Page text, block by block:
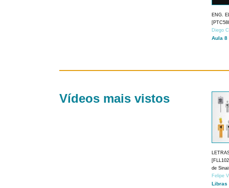
ENG.
Diego
Aula 8
Vídeos mais vistos
de
Felipe
Libras